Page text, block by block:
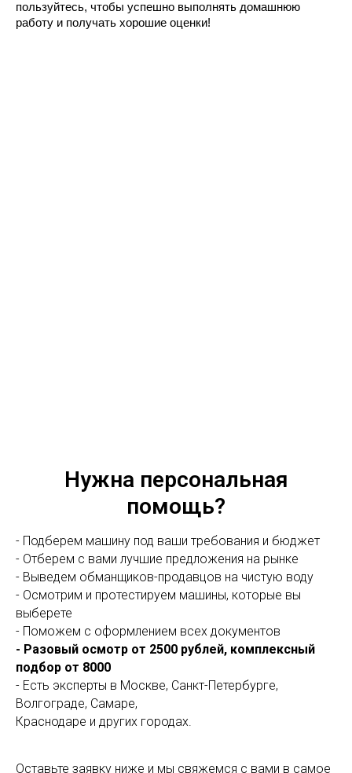
пользуйтесь, чтобы успешно выполнять домашнюю
работу и получать хорошие оценки!
Нужна персональная
помощь?
- Подберем машину под ваши требования и бюджет
- Отберем с вами лучшие предложения на рынке
- Выведем обманщиков-продавцов на чистую воду
- Осмотрим и протестируем машины, которые вы
выберете
- Поможем с оформлением всех документов
- Разовый осмотр от 2500 рублей, комплексный
подбор от 8000
- Есть эксперты в Москве, Санкт-Петербурге,
Волгограде, Самаре,
Краснодаре и других городах.
Оставьте заявку ниже и мы свяжемся с вами в самое